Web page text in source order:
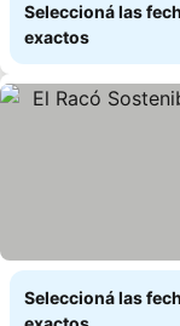
Seleccioná las
exactos
Seleccioná las